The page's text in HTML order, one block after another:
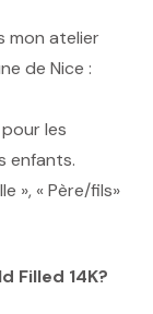
mon atelier
de Nice :
les
enfants.
», « Père/fils»
Filled 14K?